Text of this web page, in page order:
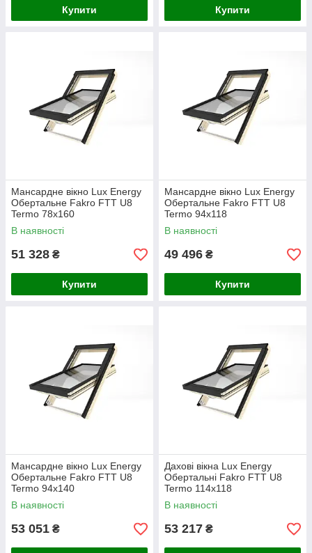
Купити Купити
Мансардне вікно Lux Energy
Обертальне Fakro FTT U8
Termo 78х160
В наявності
51 328 ₴
Купити
Мансардне вікно Lux Energy
Обертальне Fakro FTT U8
Termo 94х118
В наявності
49 496 ₴
Купити
Мансардне вікно Lux Energy
Обертальне Fakro FTT U8
Termo 94х140
В наявності
53 051 ₴
Дахові вікна Lux Energy
Обертальні Fakro FTT U8
Termo 114х118
В наявності
53 217 ₴